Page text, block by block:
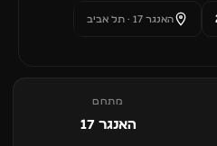
האנגר 17 · תל אביב
מתחם
האנגר 17